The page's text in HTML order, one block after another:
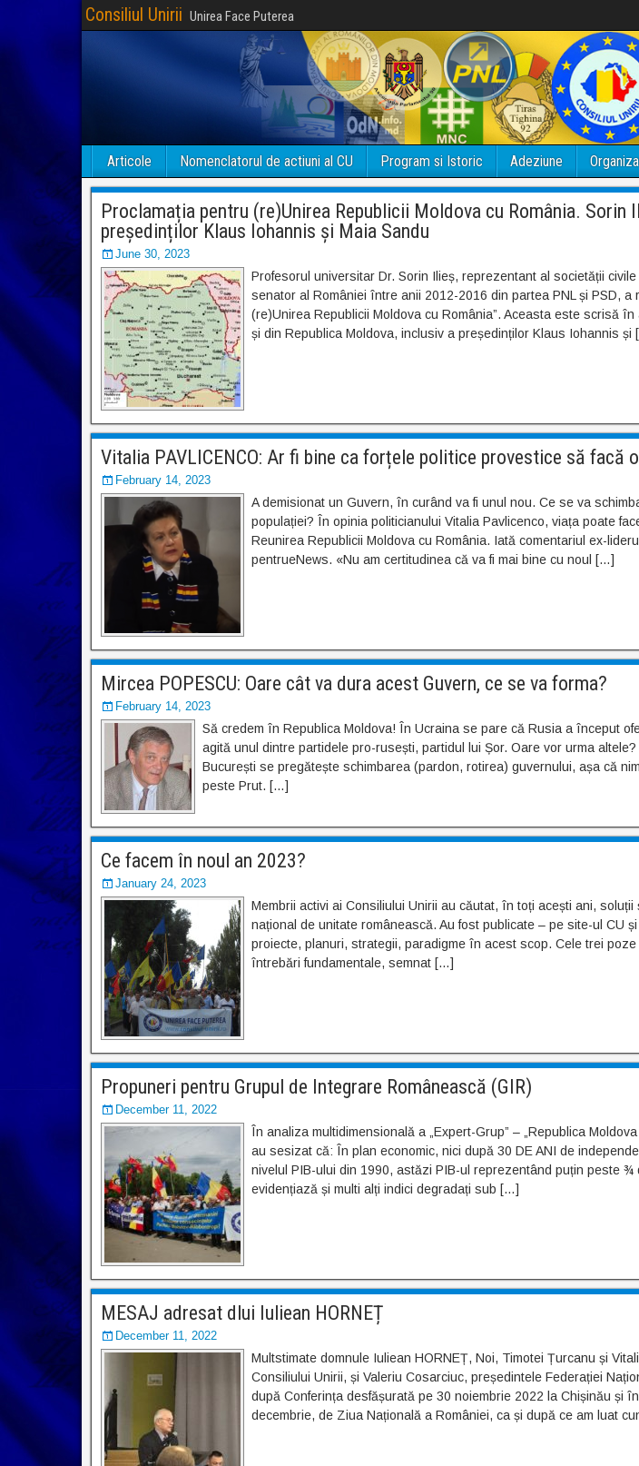
Consiliul Unirii Unirea Face Puterea
Articole Nomenclatorul de actiuni al CU Program si Istoric Adeziune
Proclamația pentru (re)Unirea Republicii Moldova cu România. Sorin
președinților Klaus Iohannis și Maia Sandu
June 30, 2023
Profesorul universitar Dr. Sorin Ilieș, reprezentant al societății
senator al României între anii 2012-2016 din partea PNL și PSD, a
(re)Unirea Republicii Moldova cu România”. Aceasta este scrisă
și din Republica Moldova, inclusiv a președinților Klaus Iohannis și
Vitalia PAVLICENCO: Ar fi bine ca forțele politice provestice să facă
February 14, 2023
A demisionat un Guvern, în curând va fi unul nou. Ce se va
populației? În opinia politicianului Vitalia Pavlicenco, viața poate
Reunirea Republicii Moldova cu România. Iată comentariul ex-
pentrueNews. «Nu am certitudinea că va fi mai bine cu noul […]
Mircea POPESCU: Oare cât va dura acest Guvern, ce se va forma?
February 14, 2023
Să credem în Republica Moldova! În Ucraina se pare că Rusia a început
agită unul dintre partidele pro-rusești, partidul lui Șor. Oare vor urma
București se pregătește schimbarea (pardon, rotirea) guvernului, așa că
peste Prut. […]
Ce facem în noul an 2023?
January 24, 2023
Membrii activi ai Consiliului Unirii au căutat, în toți acești ani,
național de unitate românească. Au fost publicate – pe site-ul CU
proiecte, planuri, strategii, paradigme în acest scop. Cele trei
întrebări fundamentale, semnat […]
Propuneri pentru Grupul de Integrare Românească (GIR)
December 11, 2022
În analiza multidimensională a „Expert-Grup” – „Republica
au sesizat că: În plan economic, nici după 30 DE ANI de
nivelul PIB-ului din 1990, astăzi PIB-ul reprezentând puțin peste ¾
evidențiază și multi alți indici degradați sub […]
MESAJ adresat dlui Iuliean HORNEȚ
December 11, 2022
Multstimate domnule Iuliean HORNEȚ, Noi, Timotei Țurcanu și
Consiliului Unirii, și Valeriu Cosarciuc, președintele Federației
după Conferința desfășurată pe 30 noiembrie 2022 la Chișinău și
decembrie, de Ziua Națională a României, ca și după ce am luat